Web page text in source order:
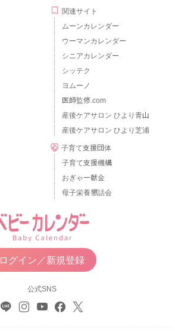
関連サイト
ムーンカレンダー
ウーマンカレンダー
シニアカレンダー
シッテク
ヨムーノ
医師監修.com
産後ケアサロン ひより青山
産後ケアサロン ひより芝浦
子育て支援団体
子育て支援機構
おぎゃー献金
母子栄養懇話会
ログイン／新規登録
公式SNS